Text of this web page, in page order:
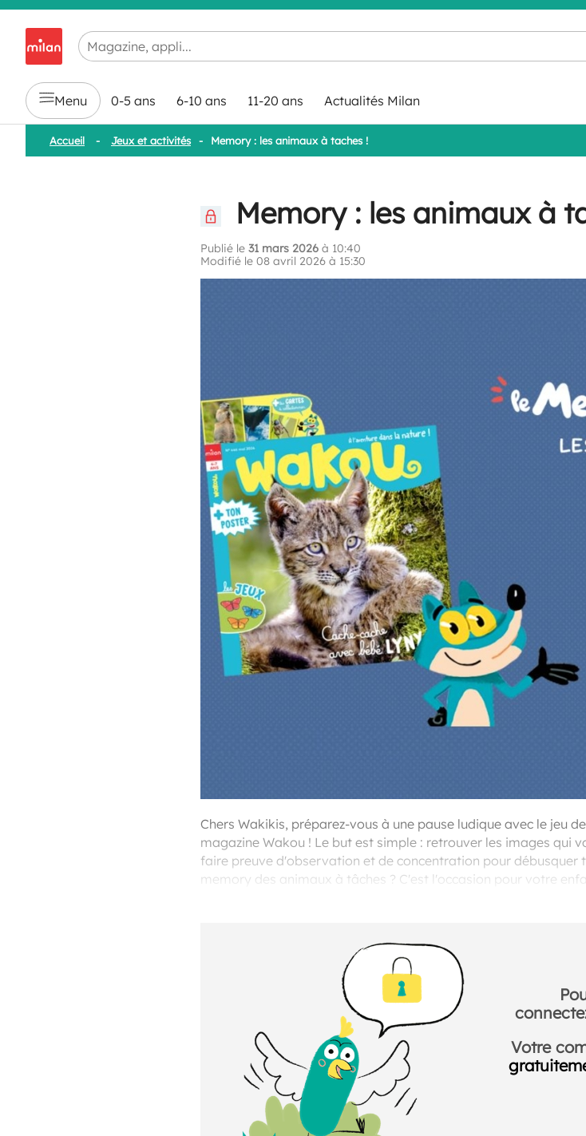
Chargement en cours...
Menu 0-5 ans 6-10 ans 11-20 ans Actualités Milan
Accueil - Jeux et activités - Memory : les animaux à taches !
Memory : les animaux à
Publié le 31 mars 2026 à 10:40
Modifié le 08 avril 2026 à 15:30
Chers Wakikis, préparez-vous à une pause ludique avec le jeu
magazine Wakou ! Le but est simple : retrouver les images qui
faire preuve d'observation et de concentration pour débusquer
memory des animaux à tâches ? C'est l'occasion pour votre
Votre